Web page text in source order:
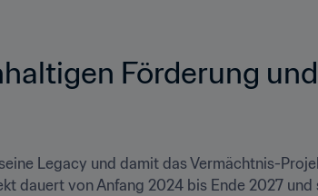
Förderung
Legacy und damit das Vermächtnis-
dauert von Anfang 2024 bis Ende 2027 und